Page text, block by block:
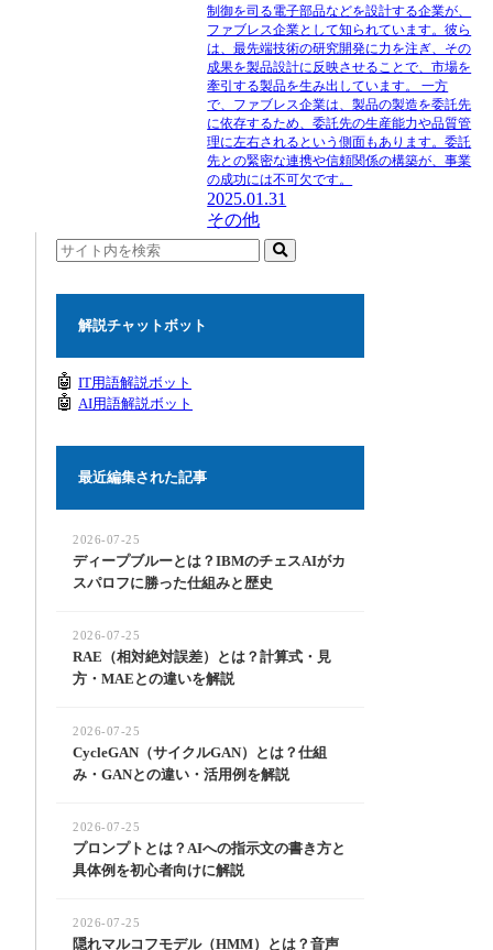
制御を司る電子部品などを設計する企業が、
ファブレス企業として知られています。彼ら
は、最先端技術の研究開発に力を注ぎ、その
成果を製品設計に反映させることで、市場を
牽引する製品を生み出しています。 一方
で、ファブレス企業は、製品の製造を委託先
に依存するため、委託先の生産能力や品質管
理に左右されるという側面もあります。委託
先との緊密な連携や信頼関係の構築が、事業
の成功には不可欠です。
2025.01.31
その他
解説チャットボット
🤖 IT用語解説ボット
🤖 AI用語解説ボット
最近編集された記事
ディープブルーとは？IBMのチェスAIがカ
スパロフに勝った仕組みと歴史
2026-07-25
RAE（相対絶対誤差）とは？計算式・見
方・MAEとの違いを解説
2026-07-25
CycleGAN（サイクルGAN）とは？仕組
み・GANとの違い・活用例を解説
2026-07-25
プロンプトとは？AIへの指示文の書き方と
具体例を初心者向けに解説
2026-07-25
隠れマルコフモデル（HMM）とは？音声
2026-07-25